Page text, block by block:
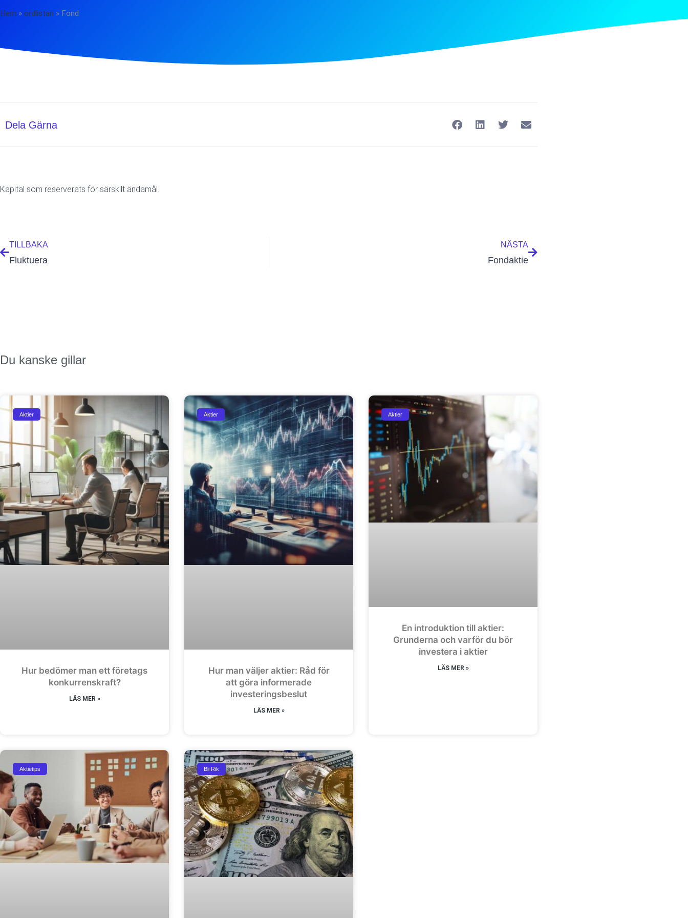
Hem » ordlistan » Fond
Dela Gärna
Kapital som reserverats för särskilt ändamål.
TILLBAKA
Fluktuera
NÄSTA
Fondaktie
Du kanske gillar
Aktier
Hur bedömer man ett företags
konkurrenskraft?
LÄS MER »
Aktier
Hur man väljer aktier: Råd för
att göra informerade
investeringsbeslut
LÄS MER »
Aktier
En introduktion till aktier:
Grunderna och varför du bör
investera i aktier
LÄS MER »
Aktietips Bli Rik